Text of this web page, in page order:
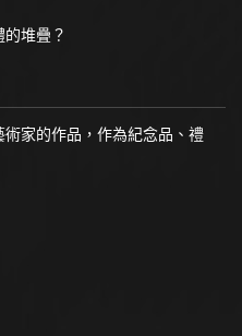
堆疊？
家的作品，作為紀念品、禮